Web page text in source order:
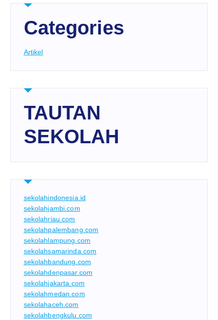
Categories
Artikel
TAUTAN
SEKOLAH
sekolahindonesia.id
sekolahjambi.com
sekolahriau.com
sekolahpalembang.com
sekolahlampung.com
sekolahsamarinda.com
sekolahbandung.com
sekolahdenpasar.com
sekolahjakarta.com
sekolahmedan.com
sekolahaceh.com
sekolahbengkulu.com